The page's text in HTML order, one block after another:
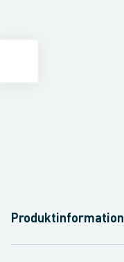
Produktinformation